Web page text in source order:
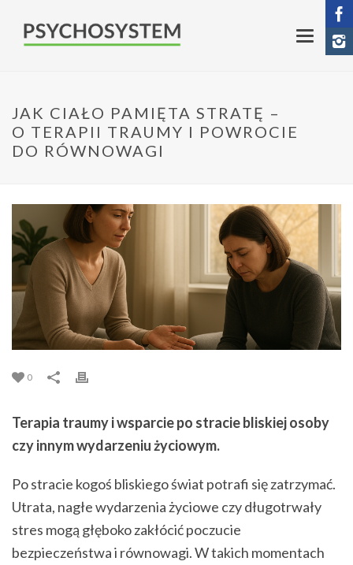
JAK CIAŁO PAMIĘTA STRATĘ –
O TERAPII TRAUMY I POWROCIE
DO RÓWNOWAGI
0
Terapia traumy i wsparcie po stracie bliskiej osoby
czy innym wydarzeniu życiowym.
Po stracie kogoś bliskiego świat potrafi się zatrzymać.
Utrata, nagłe wydarzenia życiowe czy długotrwały
stres mogą głęboko zakłócić poczucie
bezpieczeństwa i równowagi. W takich momentach